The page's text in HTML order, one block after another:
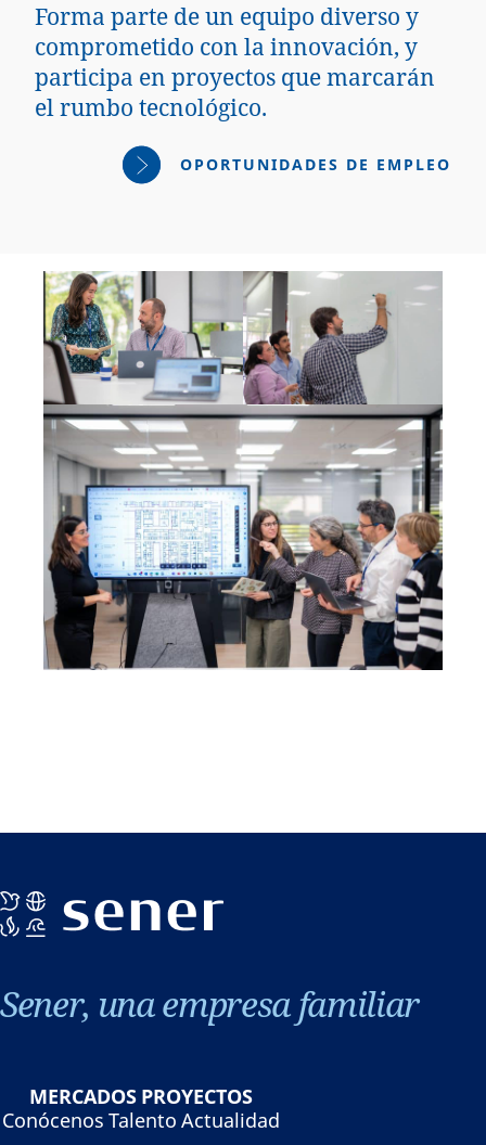
Forma parte de un equipo diverso y
comprometido con la innovación, y
participa en proyectos que marcarán
el rumbo tecnológico.
OPORTUNIDADES DE EMPLEO
Sener, una empresa familiar
MERCADOS PROYECTOS
Conócenos Talento Actualidad